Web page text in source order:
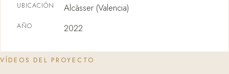
UBICACIÓN Alcàsser (Valencia)
AÑO 2022
VÍDEOS DEL PROYECTO